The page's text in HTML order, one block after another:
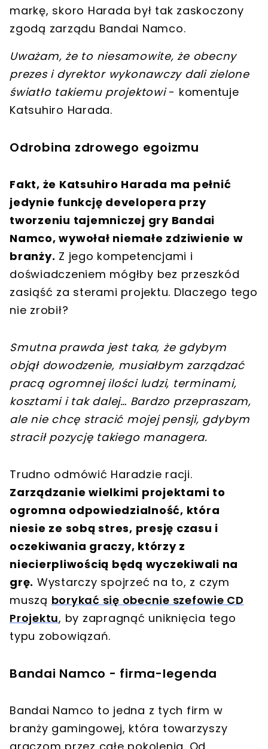
markę, skoro Harada był tak zaskoczony
zgodą zarządu Bandai Namco.
Uważam, że to niesamowite, że obecny
prezes i dyrektor wykonawczy dali zielone
światło takiemu projektowi- komentuje
Katsuhiro Harada.
Odrobina zdrowego egoizmu
Fakt, że Katsuhiro Harada ma pełnić
jedynie funkcję developera przy
tworzeniu tajemniczej gry Bandai
Namco, wywołał niemałe zdziwienie w
branży. Z jego kompetencjami i
doświadczeniem mógłby bez przeszkód
zasiąść za sterami projektu. Dlaczego tego
nie zrobił?
Smutna prawda jest taka, że gdybym
objął dowodzenie, musiałbym zarządzać
pracą ogromnej ilości ludzi, terminami,
kosztami i tak dalej… Bardzo przepraszam,
ale nie chcę stracić mojej pensji, gdybym
stracił pozycję takiego managera.
Trudno odmówić Haradzie racji.
Zarządzanie wielkimi projektami to
ogromna odpowiedzialność, która
niesie ze sobą stres, presję czasu i
oczekiwania graczy, którzy z
niecierpliwością będą wyczekiwali na
grę. Wystarczy spojrzeć na to, z czym
muszą borykać się obecnie szefowie CD
Projektu, by zapragnąć uniknięcia tego
typu zobowiązań.
Bandai Namco - firma-legenda
Bandai Namco to jedna z tych firm w
branży gamingowej, która towarzyszy